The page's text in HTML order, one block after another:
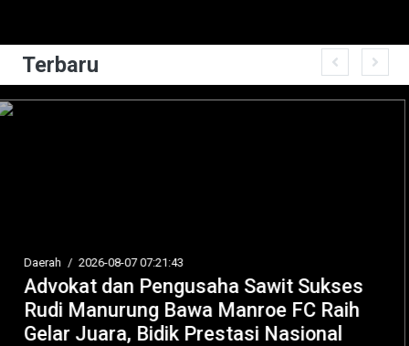
Terbaru
Raih
Badiklat Kejaksaan RI
Skema Sertifikasi ke BNSP,
Strategis Tingkatkan
Jaksa